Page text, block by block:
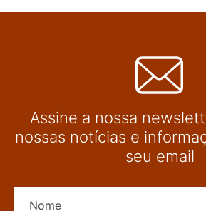
Assine a nossa
nossas notícias e
seu email